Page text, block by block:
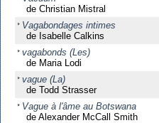
de Christian Mistral
Vagabondages intimes
de Isabelle Calkins
vagabonds (Les)
de Maria Lodi
vague (La)
de Todd Strasser
Vague à l'âme au Botswana
de Alexander McCall Smith